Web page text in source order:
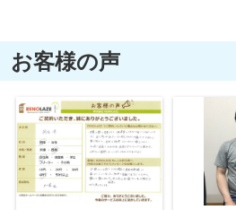
お客様の声